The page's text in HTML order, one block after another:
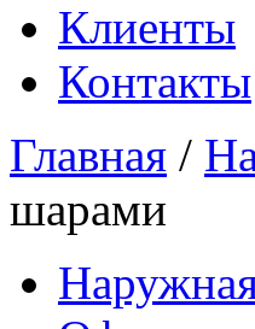
Клиенты
Контакты
Главная /
шарами